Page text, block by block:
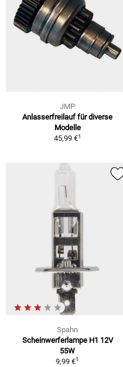
JMP
Anlasserfreilauf für diverse
Modelle
45,99 €1
Spahn
Scheinwerferlampe H1 12V
55W
9,99 €1